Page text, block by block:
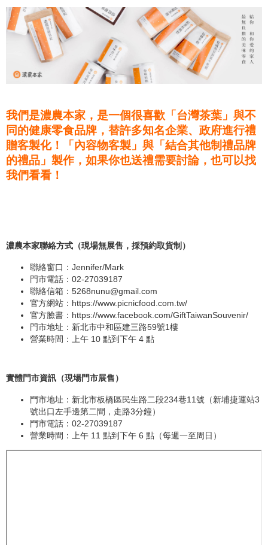
我們是濃農本家，是一個很喜歡「台灣茶葉」與不
同的健康零食品牌，替許多知名企業、政府進行禮
贈客製化！「內容物客製」與「結合其他制禮品牌
的禮品」製作，如果你也送禮需要討論，也可以找
我們看看！
濃農本家聯絡方式（現場無展售，採預約取貨制）
聯絡窗口：Jennifer/Mark
門市電話：02-27039187
聯絡信箱： 5268nunu@gmail.com
官方網站： https://www.picnicfood.com.tw/
官方臉書： https://www.facebook.com/GiftTaiwanSouvenir/
門市地址：新北市中和區建三路59號1樓
營業時間：上午 10 點到下午 4 點
實體門市資訊（現場門市展售）
門市地址：新北市板橋區民生路二段234巷11號（新埔捷運站3
號出口左手邊第二間，走路3分鐘）
門市電話：02-27039187
營業時間：上午 11 點到下午 6 點（每週一至周日）